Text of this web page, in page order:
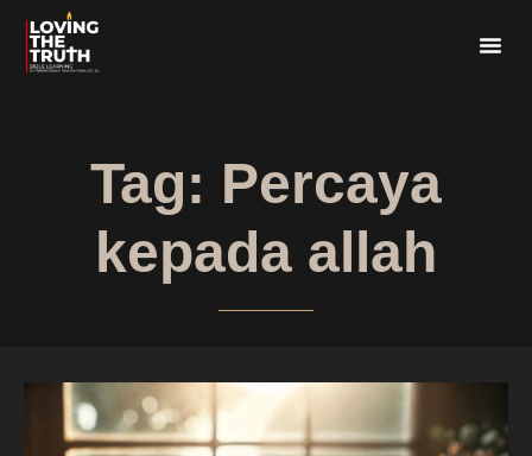
Tag: Percaya
kepada allah